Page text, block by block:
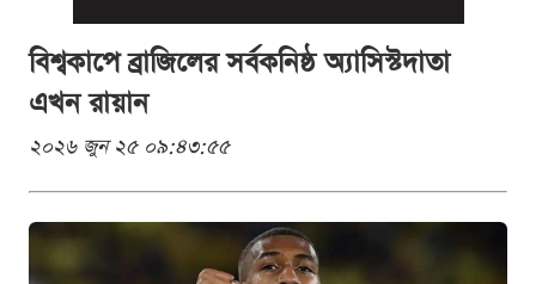
বিশ্বকাপে ব্রাজিলের সর্বকনিষ্ঠ অ্যাসিস্টদাতা
এখন রায়ান
২০২৬ জুন ২৫ ০৯:৪৩:৫৫